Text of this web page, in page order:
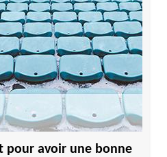
pour avoir une bonne